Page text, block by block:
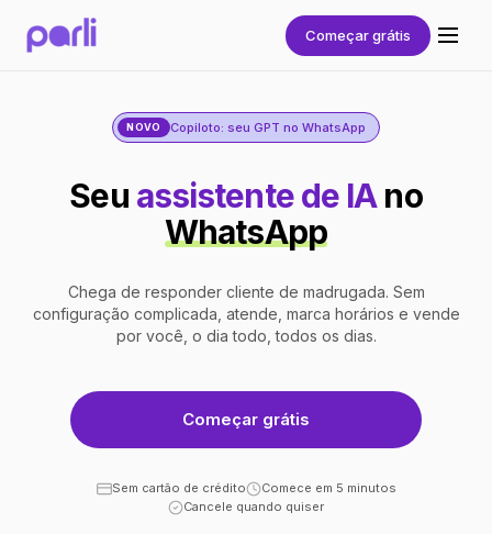
Começar grátis
NOVO Copiloto: seu GPT no WhatsApp
Seu assistente de IAno
WhatsApp
Chega de responder cliente de madrugada. Sem
configuração complicada, atende, marca horários e vende
por você, o dia todo, todos os dias.
Começar grátis
Sem cartão de crédito
Comece em 5 minutos
Cancele quando quiser